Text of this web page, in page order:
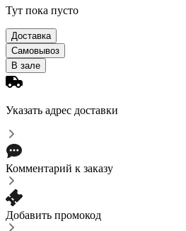
Тут пока пусто
Доставка
Самовывоз
В зале
Указать адрес доставки
Комментарий к заказу
Добавить промокод